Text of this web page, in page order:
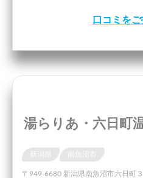
口コミを
湯らりあ・六日町
〒949-6680 新潟県南魚沼市六日町